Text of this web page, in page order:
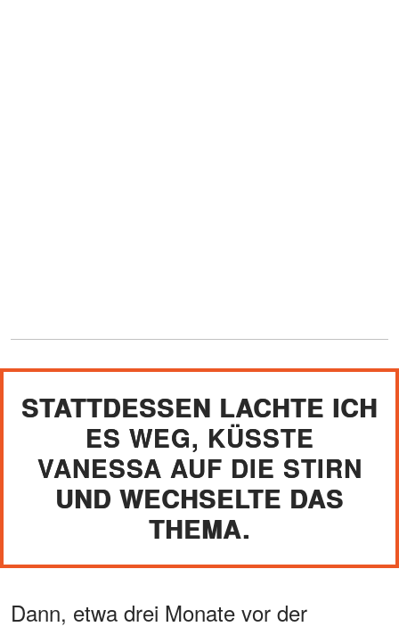
STATTDESSEN LACHTE ICH
ES WEG, KÜSSTE
VANESSA AUF DIE STIRN
UND WECHSELTE DAS
THEMA.
Dann, etwa drei Monate vor der